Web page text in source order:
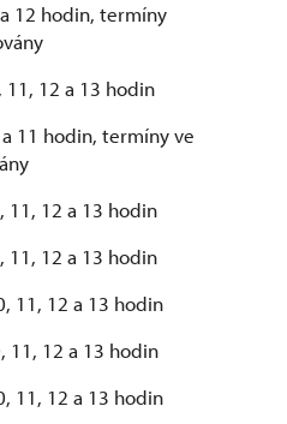
hodin, termíny
12 a 13 hodin
hodin, termíny ve
12 a 13 hodin
12 a 13 hodin
12 a 13 hodin
12 a 13 hodin
12 a 13 hodin